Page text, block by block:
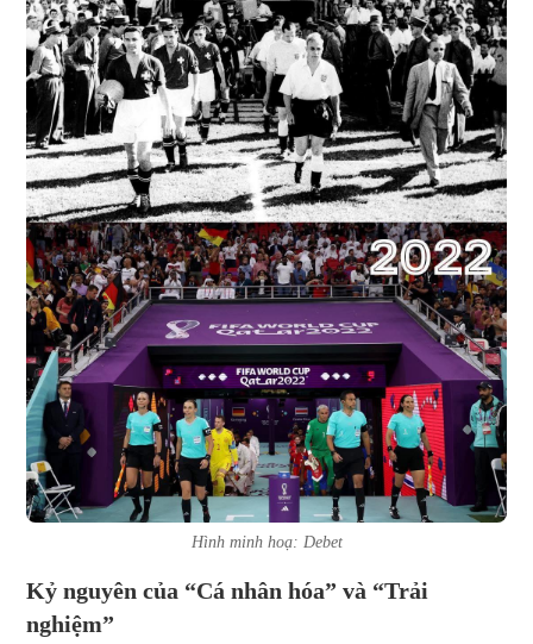
Hình minh hoạ: Debet
Kỷ nguyên của “Cá nhân hóa” và “Trải
nghiệm”